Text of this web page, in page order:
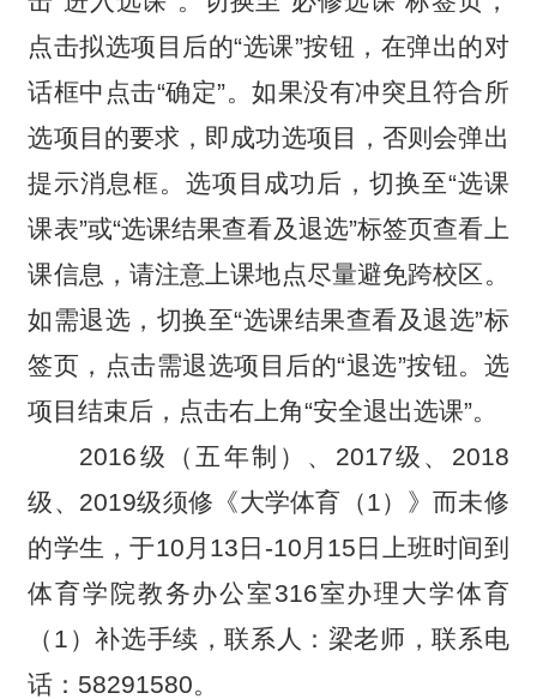
点击拟选项目后的“选课”按钮，在弹出的对
话框中点击“确定”。如果没有冲突且符合所
选项目的要求，即成功选项目，否则会弹出
提示消息框。选项目成功后，切换至“选课
课表”或“选课结果查看及退选”标签页查看上
课信息，请注意上课地点尽量避免跨校区。
如需退选，切换至“选课结果查看及退选”标
签页，点击需退选项目后的“退选”按钮。选
项目结束后，点击右上角“安全退出选课”。
2016级（五年制）、2017级、2018
级、2019级须修《大学体育（1）》而未修
的学生，于10月13日-10月15日上班时间到
体育学院教务办公室316室办理大学体育
（1）补选手续，联系人：梁老师，联系电
话：58291580。